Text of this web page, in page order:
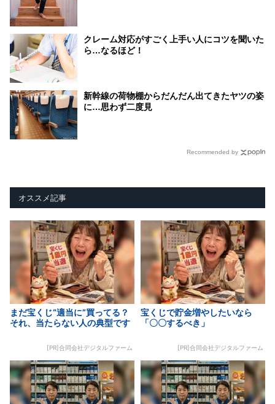
クレーム対応がすごく上手い人にコツを聞いた
ら…なるほど！
新幹線の荷物棚からだんだん出てきたヤツの姿
に…思わず二度見
Recommended by
オススメ記事
まだ宝くじ“適当に”買ってる？
それ、当たらない人の典型です
[PR]合同会社デジタルファーム
宝くじで貯金増やしたいなら
「〇〇するべき」
[PR]合同会社デジタルファーム